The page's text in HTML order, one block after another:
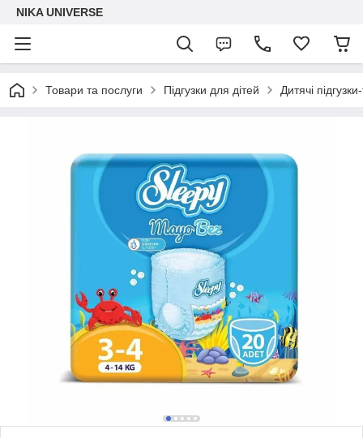
NIKA UNIVERSE
Товари та послуги Підгузки для дітей Дитячі